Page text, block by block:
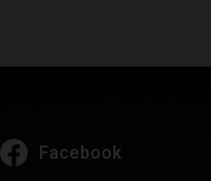
Facebook